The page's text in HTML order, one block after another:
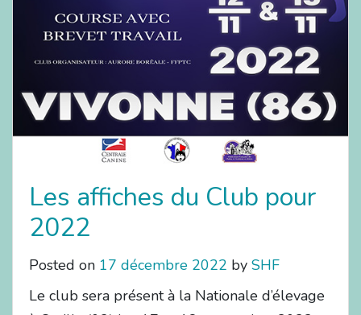
Les affiches du Club pour
2022
Posted on 17 décembre 2022 by SHF
Le club sera présent à la Nationale d’élevage